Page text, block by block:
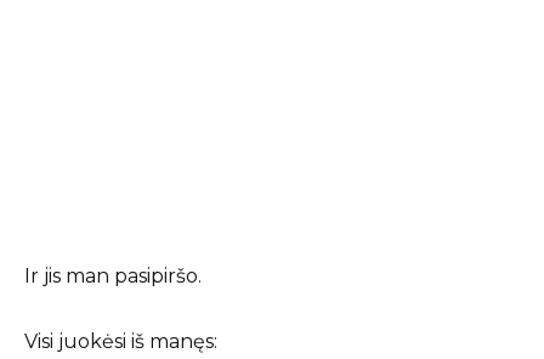
Ir jis man pasipiršo.
Visi juokėsi iš manęs: